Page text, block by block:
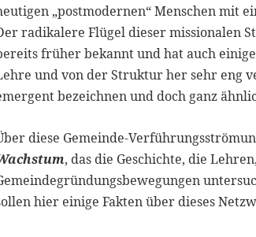
„postmodernen“ Menschen mit
radikalere Flügel dieser missionalen
früher bekannt und hat auch
und von der Struktur her sehr eng
bezeichnen und doch ganz
diese Gemeinde-
, das die Geschichte, die
hier einige Fakten über dieses